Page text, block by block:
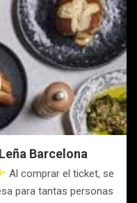
Barcelona
Al comprar el ticket, se
para tantas personas